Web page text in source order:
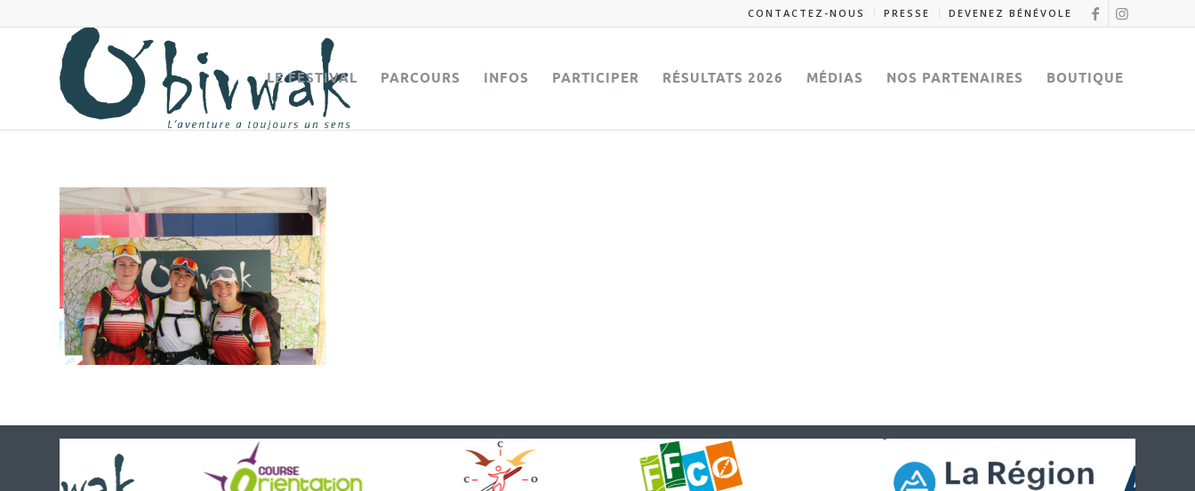
CONTACTEZ-NOUS PRESSE DEVENEZ BÉNÉVOLE
LE FESTIVAL PARCOURS INFOS PARTICIPER RÉSULTATS 2026 MÉDIAS NOS PARTENAIRES BOUTIQUE